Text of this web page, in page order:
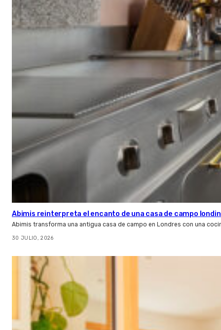
Abimis reinterpreta el encanto de una casa de campo
Abimis transforma una antigua casa de campo en Londres con una
30 JULIO, 2026